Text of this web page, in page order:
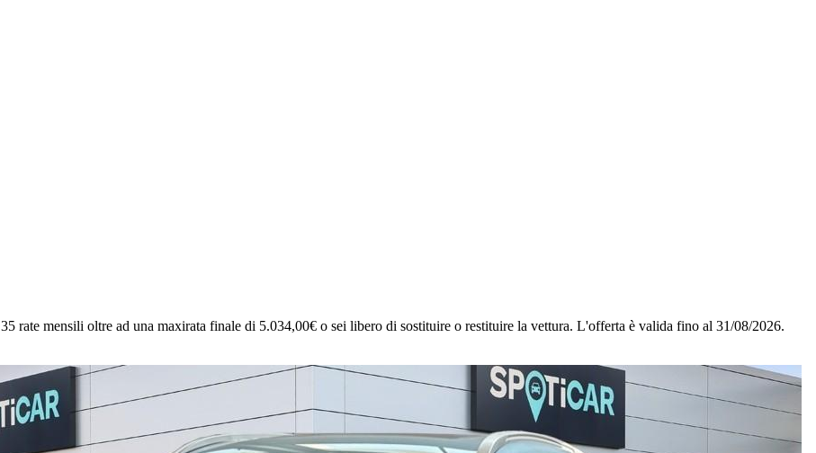
35 rate mensili oltre ad una maxirata finale di 5.034,00€ o sei libero di sostituire o restituire la vettura. L'offerta è valida fino al 31/08/2026.